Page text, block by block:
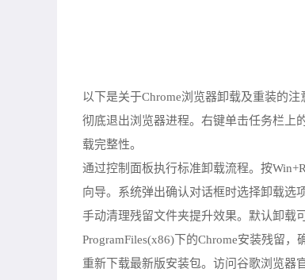
以下是关于Chrome浏览器卸载及重装的注
彻底退出浏览器进程。右键单击任务栏上
载完整性。
通过控制面板执行标准卸载流程。按
向导。系统弹出确认对话框时选择卸载选
手动清理残留文件夹提升效果。默认卸载
ProgramFiles(x86)下的Chrome安装残留，
重新下载最新版安装包。访问谷歌浏览器